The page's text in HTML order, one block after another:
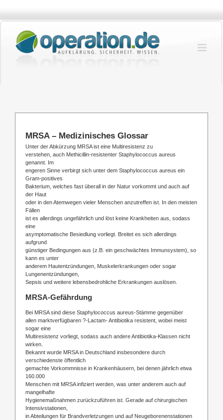
springen
MRSA – Medizinisches Glossar
Unter der Abkürzung MRSA ist eine Multiresistenz zu
verstehen, auch Methicillin-resistenter Staphylococcus aureus
genannt. Im
engeren Sinne verbirgt sich unter dem Staphylococcus aureus ein
Gram-positives
Bakterium, welches fast überall in der Natur vorkommt und auch auf
der Haut
oder in den Atemwegen vieler Menschen anzutreffen ist. In den meisten
Fällen
ist es allerdings ungefährlich und löst keine Krankheiten aus, sodass
eine
asymptomatische Besiedlung vorliegt. Breitet es sich allerdings
aufgrund
günstiger Bedingungen aus (z.B. ein geschwächtes Immunsystem), so
kann es unter
anderem Hautentzündungen, Muskelerkrankungen oder sogar
Lungenentzündungen,
Sepsis und weitere lebensbedrohliche Erkrankungen auslösen.
MRSA-Gefährdung
Bei MRSA sind diese Staphylococcus aureus-Stämme gegenüber
allen marktverfügbaren ?-Lactam- Antibiotika resistent, wobei meist
sogar eine
Multiresistenz vorliegt, sodass auch andere Antibiotika-Klassen nicht
wirken.
Bekannt wurde MRSA in Deutschland insbesondere durch
verschiedenste öffentlich
gemachte Vorkommnisse in Krankenhäusern, bei denen jährlich etwa
160.000
Menschen mit MRSA infiziert werden, was unter anderem auch auf
mangelhafte
Hygienemaßnahmen zurückzuführen ist. Gerade auf chirurgischen
Intensivstationen,
in Abteilungen für Brandverletzungen und auf Neugeborenenstationen